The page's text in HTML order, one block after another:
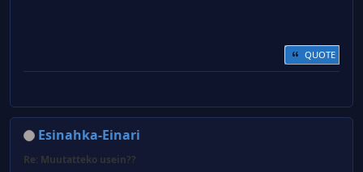
QUOTE
Esinahka-Einari
Re: Muutatteko usein??